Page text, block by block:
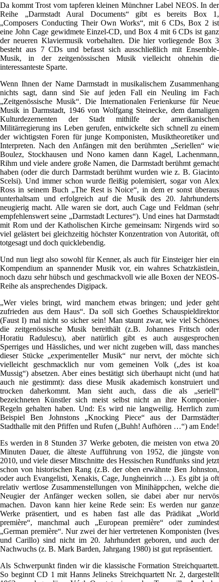
Da kommt Trost vom tapferen kleinen Münchner Label NEOS. In der
Reihe „Darmstadt Aural Documents“ gibt es bereits Box 1,
„Composers Conducting Their Own Works“, mit 6 CDs, Box 2 ist
eine John Cage gewidmete Einzel-CD, und Box 4 mit 6 CDs ist ganz
der neueren Klaviermusik vorbehalten. Die hier vorliegende Box 3
besteht aus 7 CDs und befasst sich ausschließlich mit Ensemble-
Musik, in der zeitgenössischen Musik vielleicht ohnehin die
interessanteste Sparte.
Wenn Ihnen der Name Darmstadt in musikalischem Zusammenhang
nichts sagt, dann sind Sie auf jeden Fall ein Neuling im Fach
„Zeitgenössische Musik“. Die Internationalen Ferienkurse für Neue
Musik in Darmstadt, 1946 von Wolfgang Steinecke, dem damaligen
Kulturdezernenten der Stadt mithilfe der amerikanischen
Militärregierung ins Leben gerufen, entwickelte sich schnell zu einem
der wichtigsten Foren für junge Komponisten, Musiktheoretiker und
Interpreten. Nach den Anfängen mit den berühmten „Seriellen“ wie
Boulez, Stockhausen und Nono kamen dann Kagel, Lachenmann,
Rihm und viele andere große Namen, die Darmstadt berühmt gemacht
haben (oder die durch Darmstadt berühmt wurden wie z. B. Giacinto
Scelsi). Und immer schon wurde fleißig polemisiert, sogar von Alex
Ross in seinem Buch „The Rest is Noice“, in dem er sonst überaus
unterhaltsam und erfolgreich auf die Musik des 20. Jahrhunderts
neugierig macht. Alle waren sie dort, auch Cage und Feldman (sehr
empfehlenswert seine „Darmstadt Lectures“). Und eines hat Darmstadt
mit Rom und der Katholischen Kirche gemeinsam: Nirgends wird so
viel gelästert bei gleichzeitig höchster Konzentration von Autorität, oft
totgesagt und doch quicklebendig.
Und nun liegt also sowohl für Kenner, als auch für Einsteiger hier ein
Kompendium an spannender Musik vor, ein wahres Schatzkästlein,
noch dazu sehr hübsch und geschmackvoll wie alle Boxen der NEOS-
Reihe als ansprechendes Digipack.
„Wer vieles bringt, wird manchem etwas bringen; und jeder geht
zufrieden aus dem Haus“. Da soll sich Goethes Schauspieldirektor
(Faust I) mal nicht so sicher sein! Man staunt zwar, wie viel Schönes
die zeitgenössische Musik bereithält (z.B. Johannes Fritsch oder
Horatiu Radulescu), aber natürlich gibt es auch ausgesprochen
Sperriges und Hässliches, und wer nicht zugeben will, dass manches
dieser Stücke „experimenteller Musik“ nur nervt, der möchte sich
vielleicht geschmacklich nur vom gemeinen Volk („des ist koa
Mussig“) absetzen. Aber eines bestätigt sich überhaupt nicht (und hat
auch nie gestimmt): dass diese Musik akademisch konstruiert und
trocken daherkommt. Man sieht auch, dass die als „seriell“
bezeichneten Künstler sich meist selbst nicht an ihre Komponier-
Regeln gehalten haben. Und: Es wird nie langweilig. Herrlich zum
Beispiel Ben Johnstons „Knocking Piece“ aus der Darmstädter
Stadthalle mit den Pfiffen und Rufen („Buhh! Aufhören …“) am Ende!
Es werden in 8 Stunden 37 Werke geboten, die meisten von etwa 20
Minuten Dauer, die älteste Aufführung von 1952, die jüngste von
2010, und viele dieser Mitschnitte des Hessischen Rundfunks sind jetzt
schon von historischen Rang (z.B. der oben erwähnte Ben Johnston,
oder auch Evangelisti, Xenakis, Cage, Jungheinrich …). Es gibt ja oft
relativ wertlose Zusammenstellungen von Minihäppchen, welche die
Neugier der Anfänger wecken sollen, sie dabei aber nur nervös
machen. Davon kann hier keine Rede sein: Es werden nur ganze
Werke präsentiert, und es haben fast alle das Prädikat „World
première“, manchmal auch „European première“ oder zumindest
„German première“. Nur zwei der hier vertretenen Komponisten (Ives
und Carillo) sind nicht im 20. Jahrhundert geboren, und auch der
Nachwuchs (z. B. Mark Barden, Jahrgang 1980) ist gut repräsentiert.
Als Schwerpunkt finden wir die klassische Formation Streichquartett.
So beginnt CD 1 mit Hanns Jelineks Streichquartett Nr. 2, dargestellt